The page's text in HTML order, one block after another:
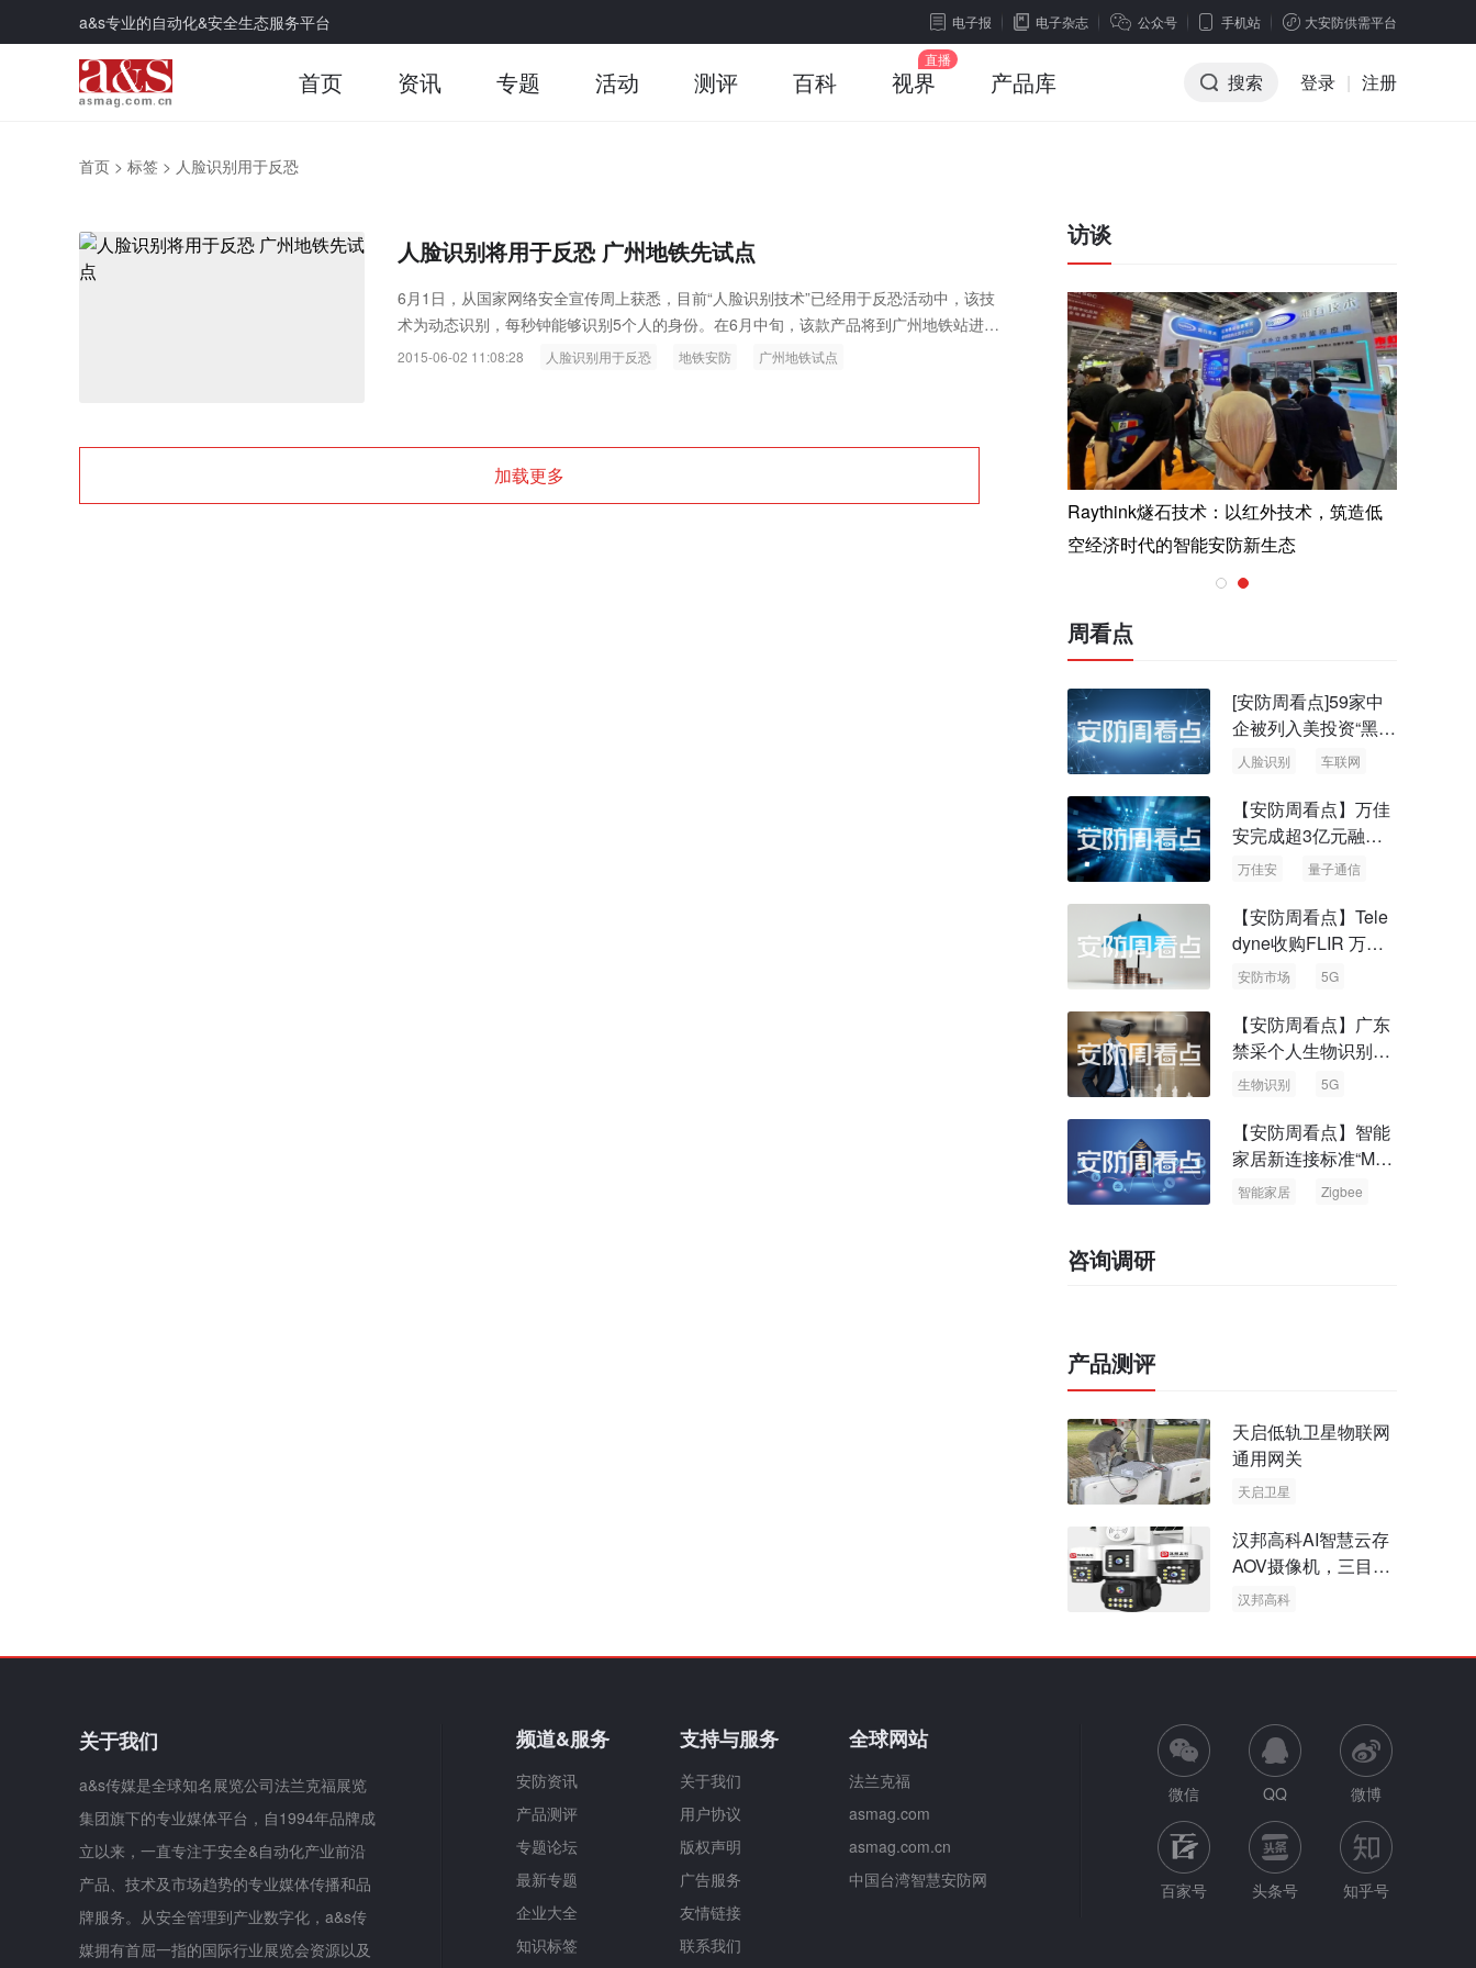
a&s专业的自动化&安全生态服务平台 电子报 电子杂志 公众号 手机站 大安防供需平台
首页 资讯 专题 活动 测评 百科 视界 产品库 搜索 登录 | 注册
首页 > 标签 > 人脸识别用于反恐
人脸识别将用于反恐 广州地铁先试点
6月1日，从国家网络安全宣传周上获悉，目前“人脸识别技术”已经用于反恐活动中，该技
术为动态识别，每秒钟能够识别5个人的身份。在6月中旬，该款产品将到广州地铁站进行
试点。
2015-06-02 11:08:28 人脸识别用于反恐 地铁安防 广州地铁试点
加载更多
访谈
Raythink燧石技术：以红外技术，筑造低 智联航空：无人机赋能应急救援与医疗运
Raythink燧石技术：以红外技术，筑造低
空经济时代的智能安防新生态
周看点
[安防周看点]59家中
企被列入美投资“黑名
单” 中国信通院启动
人脸识别 车联网
【安防周看点】万佳
安完成超3亿元融资
国内首批量子通信标
万佳安 量子通信
【安防周看点】Tele
dyne收购FLIR 万物
云新品牌“万御安防”
安防市场 5G
【安防周看点】广东
禁采个人生物识别信
息 中国5G基站占全
生物识别 5G
【安防周看点】智能
家居新连接标准“Matt
er” Zigbee联盟更名
智能家居 Zigbee
咨询调研
产品测评
天启低轨卫星物联网
通用网关
天启卫星
汉邦高科AI智慧云存
AOV摄像机，三目太
阳能多摄球机
汉邦高科
关于我们
a&s传媒是全球知名展览公司法兰克福展览
集团旗下的专业媒体平台，自1994年品牌成
立以来，一直专注于安全&自动化产业前沿
产品、技术及市场趋势的专业媒体传播和品
牌服务。从安全管理到产业数字化，a&s传
媒拥有首屈一指的国际行业展览会资源以及
频道&服务
安防资讯
产品测评
专题论坛
最新专题
企业大全
知识标签
支持与服务
关于我们
用户协议
版权声明
广告服务
友情链接
联系我们
全球网站
法兰克福
asmag.com
asmag.com.cn
中国台湾智慧安防网
微信 QQ 微博
百家号 头条号 知乎号